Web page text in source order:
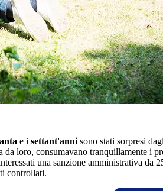
e i settant'anni sono stati sorpresi
da loro, consumavano tranquillamente i
una sanzione amministrativa
controllati.